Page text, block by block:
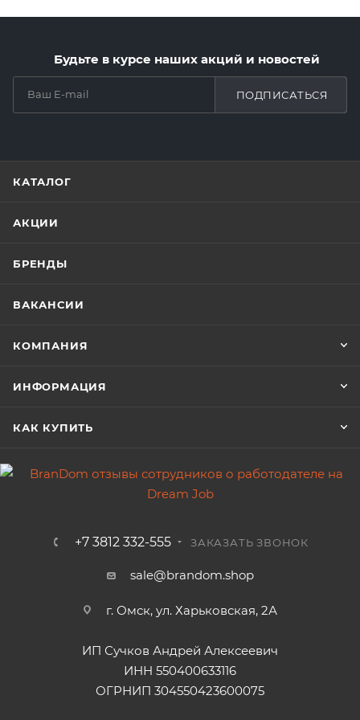
Будьте в курсе наших акций и новостей
ПОДПИСАТЬСЯ
КАТАЛОГ
АКЦИИ
БРЕНДЫ
ВАКАНСИИ
КОМПАНИЯ
ИНФОРМАЦИЯ
КАК КУПИТЬ
+7 3812 332-555 ЗАКАЗАТЬ ЗВОНОК
sale@brandom.shop
г. Омск, ул. Харьковская, 2А
ИП Сучков Андрей Алексеевич
ИНН 550400633116
ОГРНИП 304550423600075